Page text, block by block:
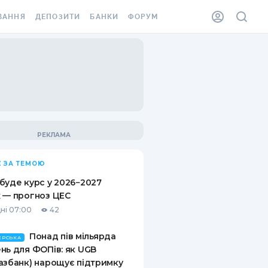
ВІНЬЄТКА
ВІД
ВИПАДКІВ
ДЕПОЗИТИ
ПИТАННЯ ТА ВІДПОВІДІ
ПУТІВНИКИ ПО
БАНКИ ФОРУМ
ЗА ТЕМОЮ
курс у 2026−2027
— прогноз ЦЕС
07:00 42
Понад пів мільярда
для ФОПів: як UGB
нарощує підтримку